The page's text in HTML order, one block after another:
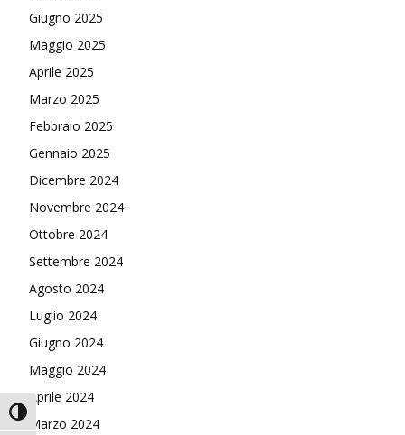
Attiva/disattiva alto contrasto
Giugno 2025
Maggio 2025
Aprile 2025
Marzo 2025
Febbraio 2025
Gennaio 2025
Dicembre 2024
Novembre 2024
Ottobre 2024
Settembre 2024
Agosto 2024
Luglio 2024
Giugno 2024
Maggio 2024
Aprile 2024
Marzo 2024